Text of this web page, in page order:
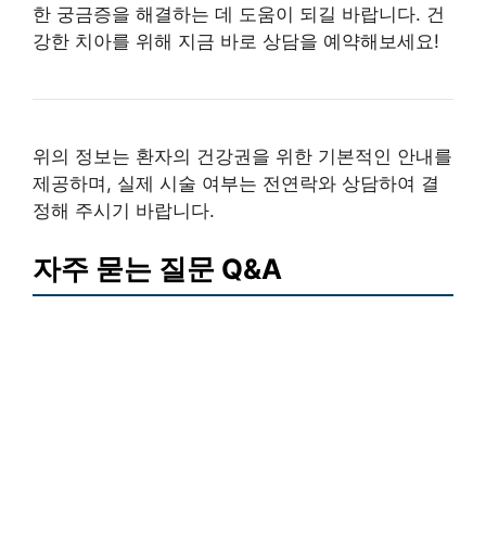
한 궁금증을 해결하는 데 도움이 되길 바랍니다. 건
강한 치아를 위해 지금 바로 상담을 예약해보세요!
위의 정보는 환자의 건강권을 위한 기본적인 안내를
제공하며, 실제 시술 여부는 전연락와 상담하여 결
정해 주시기 바랍니다.
자주 묻는 질문 Q&A